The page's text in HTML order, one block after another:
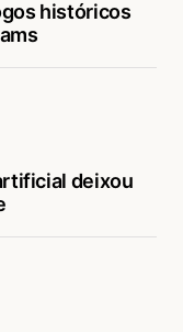
históricos
deixou